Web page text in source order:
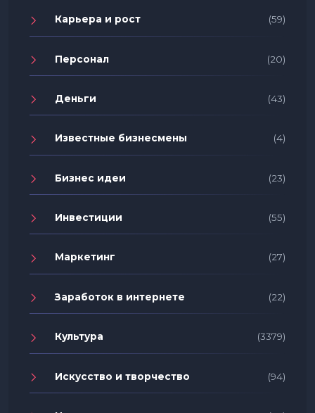
Карьера и рост (59)
Персонал (20)
Деньги (43)
Известные бизнесмены (4)
Бизнес идеи (23)
Инвестиции (55)
Маркетинг (27)
Заработок в интернете (22)
Культура (3379)
Искусство и творчество (94)